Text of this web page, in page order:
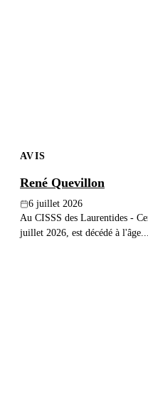
AVIS
René Quevillon
6 juillet 2026
Au CISSS des Laurentides -
juillet 2026, est décédé à l'âge...